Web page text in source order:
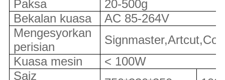
Paksa
20-500g
Bekalan kuasa
AC 85-264V
Mengesyorkan
perisian
Kuasa mesin
< 100W
Saiz